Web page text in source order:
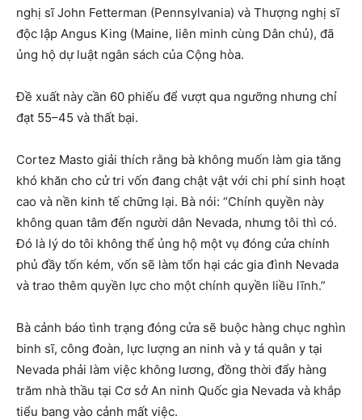
nghị sĩ John Fetterman (Pennsylvania) và Thượng nghị sĩ
độc lập Angus King (Maine, liên minh cùng Dân chủ), đã
ủng hộ dự luật ngân sách của Cộng hòa.
Đề xuất này cần 60 phiếu để vượt qua ngưỡng nhưng chỉ
đạt 55–45 và thất bại.
Cortez Masto giải thích rằng bà không muốn làm gia tăng
khó khăn cho cử tri vốn đang chật vật với chi phí sinh hoạt
cao và nền kinh tế chững lại. Bà nói: “Chính quyền này
không quan tâm đến người dân Nevada, nhưng tôi thì có.
Đó là lý do tôi không thể ủng hộ một vụ đóng cửa chính
phủ đầy tốn kém, vốn sẽ làm tổn hại các gia đình Nevada
và trao thêm quyền lực cho một chính quyền liều lĩnh.”
Bà cảnh báo tình trạng đóng cửa sẽ buộc hàng chục nghìn
binh sĩ, công đoàn, lực lượng an ninh và y tá quân y tại
Nevada phải làm việc không lương, đồng thời đẩy hàng
trăm nhà thầu tại Cơ sở An ninh Quốc gia Nevada và khắp
tiểu bang vào cảnh mất việc.